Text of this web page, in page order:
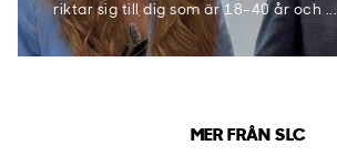
riktar sig till dig som är 18–40 år och ...
MER FRÅN SLC